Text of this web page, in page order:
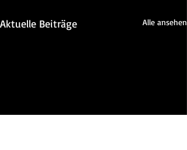
Aktuelle Beiträge Alle ansehen